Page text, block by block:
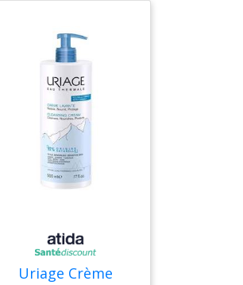
sa base lavante sans
savon à pH physiologique,
elle élimine toutes les
impuretés en douceur.
Action 2 : NOURRIT Grâce
à un complexe oléo-
nutritif [Beurre de karité +
Huile de Meadowfoam +
Huile de Tournesol] elle
préserve le film
douce et souple. Action 3 :
PROTEGE A l'Eau
Thermale d'Uriage aux
propriétés hydratantes et
Uriage Crème